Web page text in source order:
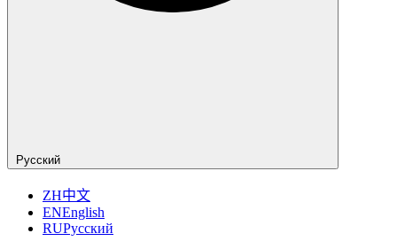
Русский
ZH中文
ENEnglish
RUРусский